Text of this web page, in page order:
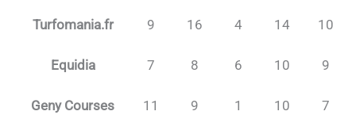
Turfomania.fr 9 16 4 14 10
Equidia 7 8 6 10 9
Geny Courses 11 9 1 10 7